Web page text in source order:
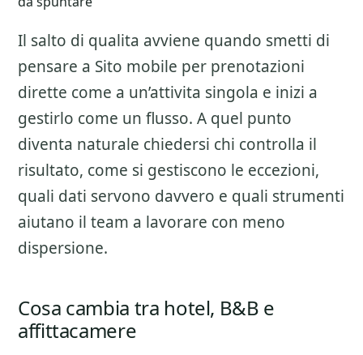
Il salto di qualita avviene quando smetti di
pensare a Sito mobile per prenotazioni
dirette come a un’attivita singola e inizi a
gestirlo come un flusso. A quel punto
diventa naturale chiedersi chi controlla il
risultato, come si gestiscono le eccezioni,
quali dati servono davvero e quali strumenti
aiutano il team a lavorare con meno
dispersione.
Cosa cambia tra hotel, B&B e
affittacamere